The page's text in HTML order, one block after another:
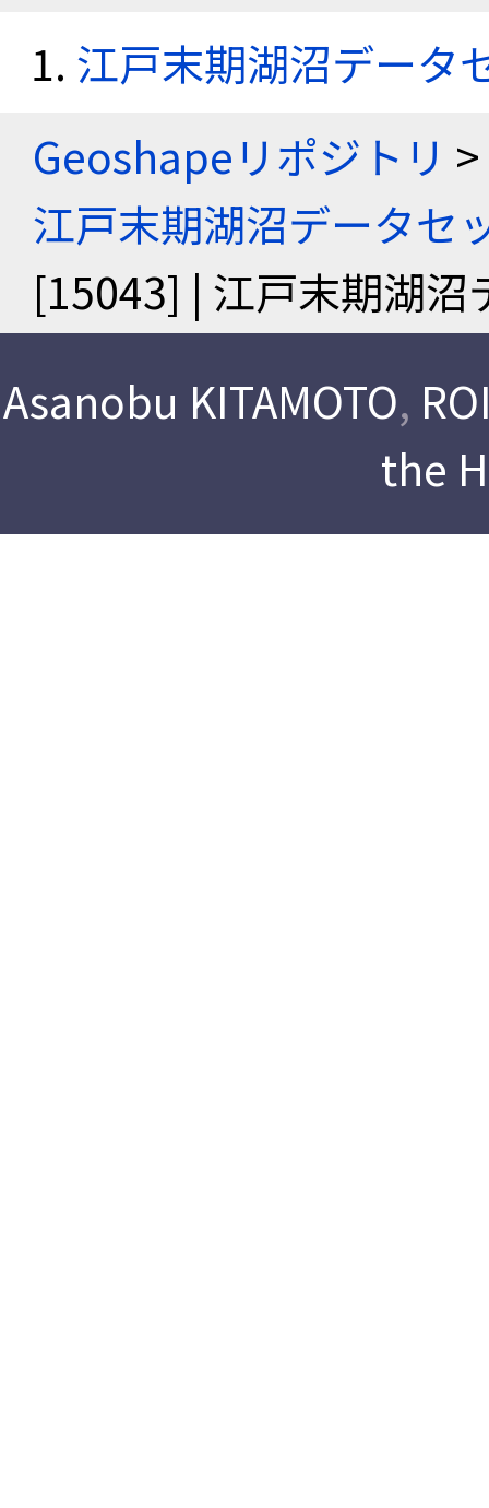
江戸末期湖沼データ
Geoshapeリポジトリ >
江戸末期湖沼データセ
[15043] | 江戸末期湖沼
Asanobu KITAMOTO,
the